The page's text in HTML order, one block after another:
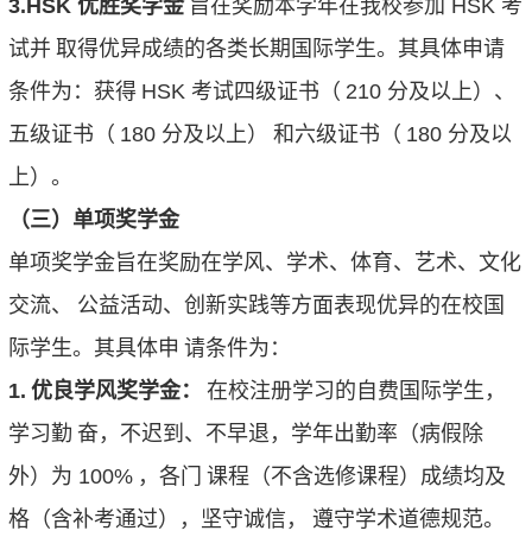
3.HSK 优胜奖学金 旨在奖励本学年在我校参加 HSK 考
试并 取得优异成绩的各类长期国际学生。其具体申请
条件为：获得 HSK 考试四级证书（ 210 分及以上）、
五级证书（ 180 分及以上） 和六级证书（ 180 分及以
上）。
（三）单项奖学金
单项奖学金旨在奖励在学风、学术、体育、艺术、文化
交流、
公益活动、创新实践等方面表现优异的在校国
际学生。其具体申 请条件为：
1. 优良学风奖学金：
在校注册学习的自费国际学生，
学习勤 奋，不迟到、不早退，学年出勤率（病假除
外）为 100% ，各门
课程（不含选修课程）成绩均及
格（含补考通过），坚守诚信，
遵守学术道德规范。